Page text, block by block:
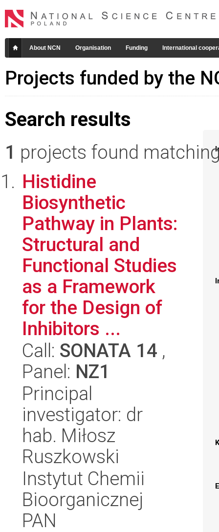
About NCN Organisation Funding International
Projects funded by the
Search results
1 projects found
Histidine
Biosynthetic
Pathway in Plants:
Structural and
Functional Studies
as a Framework
for the Design of
Inhibitors ...
Call: SONATA 14 ,
Panel: NZ1
Principal
investigator: dr
hab. Miłosz
Ruszkowski
Instytut Chemii
Bioorganicznej
PAN